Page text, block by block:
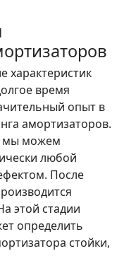
характеристик
время
опыт в
амортизаторов.
мы можем
любой
После
этой стадии
определить
стойки,